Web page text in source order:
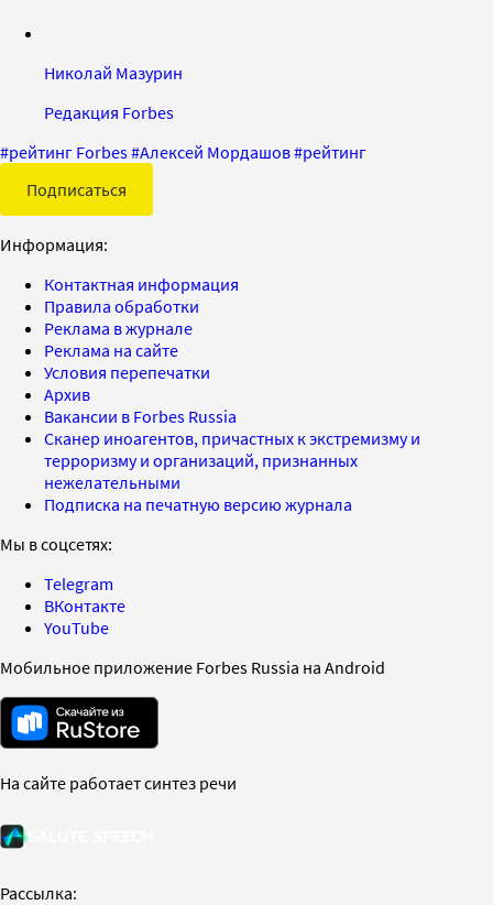
Николай Мазурин
Редакция Forbes
#рейтинг Forbes#Алексей Мордашов#рейтинг
Подписаться
Информация:
Контактная информация
Правила обработки
Реклама в журнале
Реклама на сайте
Условия перепечатки
Архив
Вакансии в Forbes Russia
Сканер иноагентов, причастных к экстремизму и
терроризму и организаций, признанных
нежелательными
Подписка на печатную версию журнала
Мы в соцсетях:
Telegram
ВКонтакте
YouTube
Мобильное приложение Forbes Russia на Android
На сайте работает синтез речи
Рассылка: